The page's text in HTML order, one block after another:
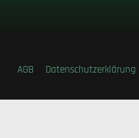
AGB Datenschutzerklärung